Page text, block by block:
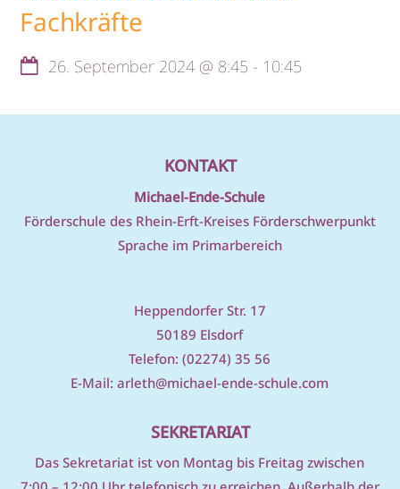
Fachkräfte
26. September 2024 @ 8:45 - 10:45
KONTAKT
Michael-Ende-Schule
Förderschule des Rhein-Erft-Kreises Förderschwerpunkt
Sprache im Primarbereich
Heppendorfer Str. 17
50189 Elsdorf
Telefon: (02274) 35 56
E-Mail: arleth@michael-ende-schule.com
SEKRETARIAT
Das Sekretariat ist von Montag bis Freitag zwischen